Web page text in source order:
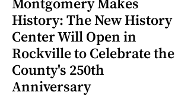
History: The New History
Center Will Open in
Rockville to Celebrate the
County's 250th
Anniversary